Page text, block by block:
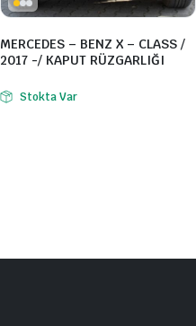
MERCEDES – BENZ X – CLASS /
2017 -/ KAPUT RÜZGARLIĞI
Stokta Var